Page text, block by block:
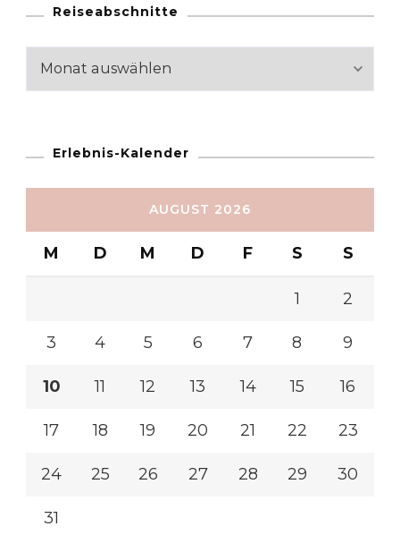
Reiseabschnitte
Reiseabschnitte
Erlebnis-Kalender
AUGUST 2026
M D M D F S S
1 2
3 4 5 6 7 8 9
10 11 12 13 14 15 16
17 18 19 20 21 22 23
24 25 26 27 28 29 30
31